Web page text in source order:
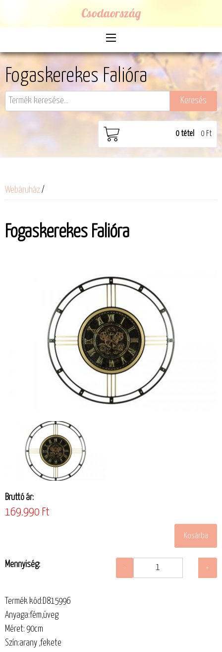
Csodaország
Fogaskerekes Falióra
0tétel 0 Ft
Webáruház/
Fogaskerekes Falióra
Bruttó ár:
169.990 Ft
Mennyiség:
Termék kód:D815996
Anyaga:fém,üveg
Méret: 90cm
Szín:arany ,fekete